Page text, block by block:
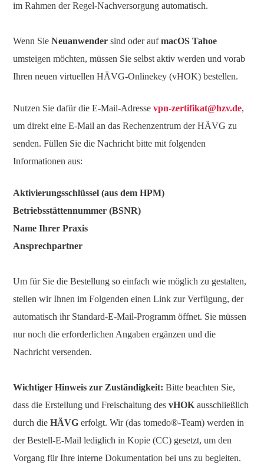
im Rahmen der Regel-Nachversorgung automatisch.
Wenn Sie Neuanwender sind oder aufmacOS Tahoe
umsteigen möchten, müssen Sie selbst aktiv werden und vorab
Ihren neuen virtuellen HÄVG-Onlinekey (vHOK) bestellen.
Nutzen Sie dafür die E-Mail-Adresse vpn-zertifikat@hzv.de,
um direkt eine E-Mail an das Rechenzentrum der HÄVG zu
senden. Füllen Sie die Nachricht bitte mit folgenden
Informationen aus:
Aktivierungsschlüssel (aus dem HPM)
Betriebsstättennummer (BSNR)
Name Ihrer Praxis
Ansprechpartner
Um für Sie die Bestellung so einfach wie möglich zu gestalten,
stellen wir Ihnen im Folgenden einen Link zur Verfügung, der
automatisch ihr Standard-E-Mail-Programm öffnet. Sie müssen
nur noch die erforderlichen Angaben ergänzen und die
Nachricht versenden.
Wichtiger Hinweis zur Zuständigkeit: Bitte beachten Sie,
dass die Erstellung und Freischaltung des vHOK ausschließlich
durch die HÄVG erfolgt. Wir (das tomedo®-Team) werden in
der Bestell-E-Mail lediglich in Kopie (CC) gesetzt, um den
Vorgang für Ihre interne Dokumentation bei uns zu begleiten.